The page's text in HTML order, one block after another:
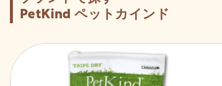
PetKind ペットカインド